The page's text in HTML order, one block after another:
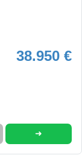
38.950 €
➜